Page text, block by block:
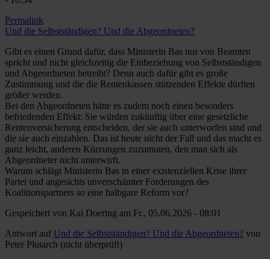
Permalink
Und die Selbstständigen? Und die Abgeordneten?
Gibt es einen Grund dafür, dass Ministerin Bas nur von Beamten
spricht und nicht gleichzeitig die Einbeziehung von Selbstständigen
und Abgeordneten betreibt? Denn auch dafür gibt es große
Zustimmung und die die Rentenkassen stützenden Effekte dürften
größer werden.
Bei den Abgeordneten hätte es zudem noch einen besonders
befriedenden Effekt: Sie würden zukünftig über eine gesetzliche
Rentenversicherung entscheiden, der sie auch unterworfen sind und
die sie auch einzahlen. Das ist heute nicht der Fall und das macht es
ganz leicht, anderen Kürzungen zuzumuten, den man sich als
Abgeordneter nicht unterwirft.
Warum schlägt Ministerin Bas in einer existenziellen Krise ihrer
Partei und angesichts unverschämter Forderungen des
Koalitionspartners so eine halbgare Reform vor?
Gespeichert von Kai Doering am Fr., 05.06.2026 - 08:01
Antwort auf Und die Selbstständigen? Und die Abgeordneten? von
Peter Plutarch (nicht überprüft)